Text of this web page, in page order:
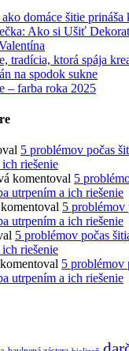
ako domáce šitie
Ako si Ušiť
tradícia, ktorá spája
na spodok sukne
– farba roka 2025
5 problémov počas
riešenie
komentoval 5
utrpením a ich riešenie
komentoval 5 problémov
utrpením a ich riešenie
5 problémov počas
riešenie
komentoval 5 problémov
utrpením a ich riešenie